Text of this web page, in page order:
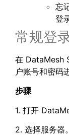
忘
登
常规登
在 DataMesh
户账号和密码
步骤
1. 打开
2. 选择服务器。